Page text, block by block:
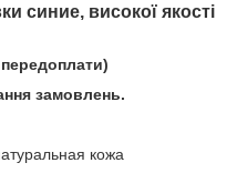
синие, високої якості
передоплати)
замовлень.
кожа